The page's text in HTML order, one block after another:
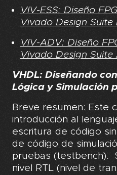
VIV-ESS: Diseño
Vivado Design Suite
VIV-ADV: Diseño
Vivado Design Suite
VHDL: Diseñando
Lógica y Simulación
Breve resumen: Este
introducción al
escritura de código
de código de
pruebas (testbench).
nivel RTL (nivel de